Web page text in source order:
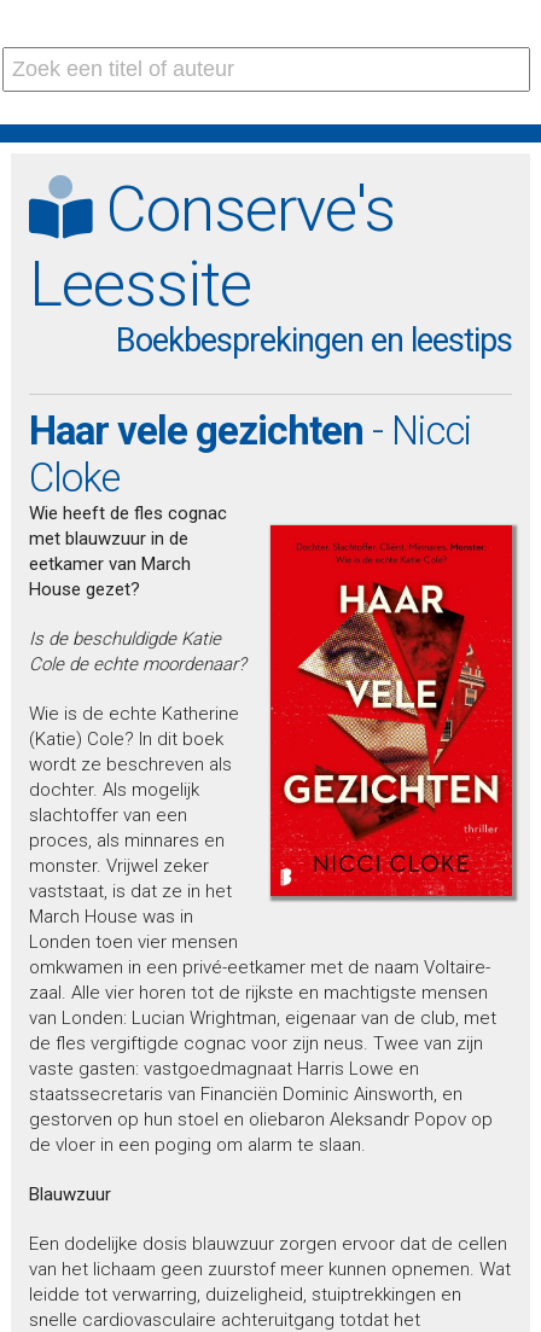
Conserve's
Leessite
Boekbesprekingen en leestips
Haar vele gezichten - Nicci
Cloke
Wie heeft de fles cognac
met blauwzuur in de
eetkamer van March
House gezet?
Is de beschuldigde Katie
Cole de echte moordenaar?
Wie is de echte Katherine
(Katie) Cole? In dit boek
wordt ze beschreven als
dochter. Als mogelijk
slachtoffer van een
proces, als minnares en
monster. Vrijwel zeker
vaststaat, is dat ze in het
March House was in
Londen toen vier mensen
omkwamen in een privé-eetkamer met de naam Voltaire-
zaal. Alle vier horen tot de rijkste en machtigste mensen
van Londen: Lucian Wrightman, eigenaar van de club, met
de fles vergiftigde cognac voor zijn neus. Twee van zijn
vaste gasten: vastgoedmagnaat Harris Lowe en
staatssecretaris van Financiën Dominic Ainsworth, en
gestorven op hun stoel en oliebaron Aleksandr Popov op
de vloer in een poging om alarm te slaan.
Blauwzuur
Een dodelijke dosis blauwzuur zorgen ervoor dat de cellen
van het lichaam geen zuurstof meer kunnen opnemen. Wat
leidde tot verwarring, duizeligheid, stuiptrekkingen en
snelle cardiovasculaire achteruitgang totdat het